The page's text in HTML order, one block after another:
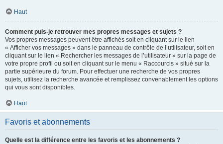
Haut
Comment puis-je retrouver mes propres messages et sujets ?
Vos propres messages peuvent être affichés soit en cliquant sur le lien
« Afficher vos messages » dans le panneau de contrôle de l’utilisateur, soit en
cliquant sur le lien « Rechercher les messages de l’utilisateur » sur la page de
votre propre profil ou soit en cliquant sur le menu « Raccourcis » situé sur la
partie supérieure du forum. Pour effectuer une recherche de vos propres
sujets, utilisez la recherche avancée et remplissez convenablement les options
qui vous sont disponibles.
Haut
Favoris et abonnements
Quelle est la différence entre les favoris et les abonnements ?